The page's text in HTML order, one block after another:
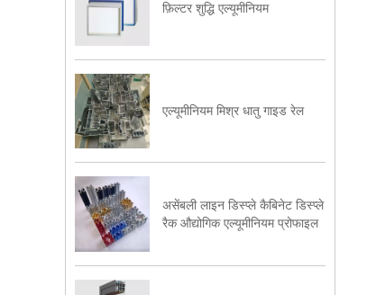
फ़िल्टर शुद्धि एल्यूमीनियम
एल्यूमीनियम मिश्र धातु गाइड रेल
असेंबली लाइन डिस्प्ले कैबिनेट डिस्प्ले
रैक औद्योगिक एल्यूमीनियम प्रोफाइल